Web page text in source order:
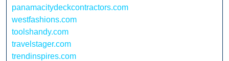
panamacitydeckcontractors.com
westfashions.com
toolshandy.com
travelstager.com
trendinspires.com